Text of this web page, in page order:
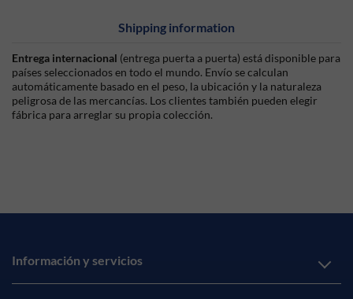
Shipping information
Entrega internacional (entrega puerta a puerta) está disponible para
países seleccionados en todo el mundo. Envío se calculan
automáticamente basado en el peso, la ubicación y la naturaleza
peligrosa de las mercancías. Los clientes también pueden elegir
fábrica para arreglar su propia colección.
Información y servicios